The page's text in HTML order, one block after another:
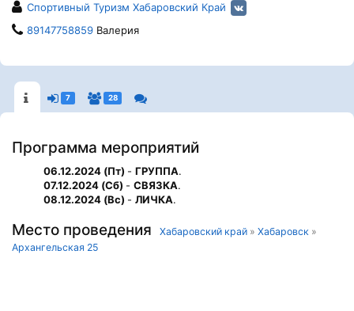
Спортивный Туризм Хабаровский Край
89147758859 Валерия
7 28
Программа мероприятий
06.12.2024 (Пт) - ГРУППА.
07.12.2024 (Сб) - СВЯЗКА.
08.12.2024 (Вс) - ЛИЧКА.
Место проведения Хабаровский край » Хабаровск »
Архангельская 25